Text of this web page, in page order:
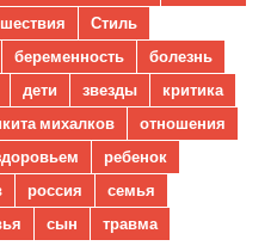
Стиль
беременность
болезнь
дети звезды
критика
михалков
отношения
ребенок
россия
семья
сын
травма